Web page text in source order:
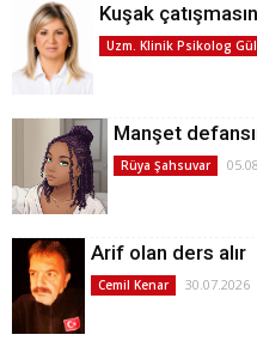
Kuşak
Uzm. Klinik Psikolog
Manşet
Rüya Şahsuvar
Arif olan ders alır
Cemil Kenar 30.07.2026